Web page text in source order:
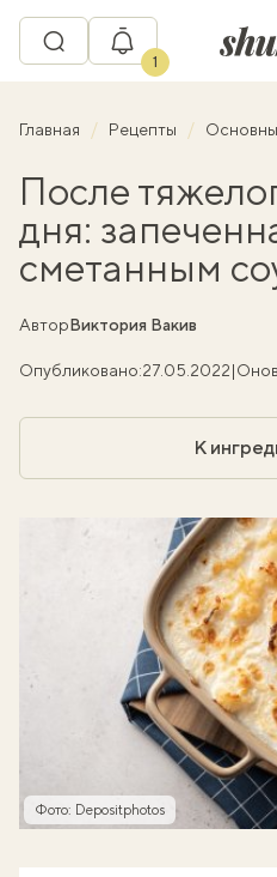
1
Главная Рецепты
После
дня:
сметанным
АвторВиктория Вакив
Опубликовано:27.05.2022|
К
Фото: Depositphotos